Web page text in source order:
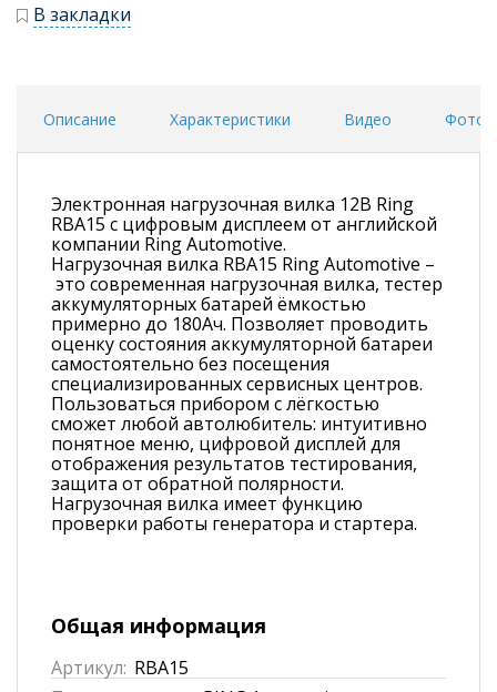
В закладки
Описание Характеристики Видео Фото
Электронная нагрузочная вилка 12В Ring
RBA15 с цифровым дисплеем от английской
компании Ring Automotive.
Нагрузочная вилка RBA15 Ring Automotive –
это современная нагрузочная вилка, тестер
аккумуляторных батарей ёмкостью
примерно до 180Ач. Позволяет проводить
оценку состояния аккумуляторной батареи
самостоятельно без посещения
специализированных сервисных центров.
Пользоваться прибором с лёгкостью
сможет любой автолюбитель: интуитивно
понятное меню, цифровой дисплей для
отображения результатов тестирования,
защита от обратной полярности.
Нагрузочная вилка имеет функцию
проверки работы генератора и стартера.
Общая информация
Артикул: RBA15